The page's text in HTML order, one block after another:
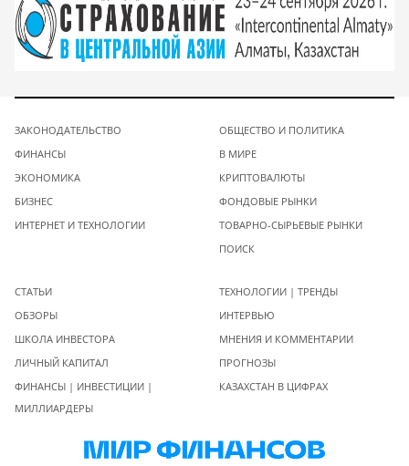
ЗАКОНОДАТЕЛЬСТВО
ФИНАНСЫ
ЭКОНОМИКА
БИЗНЕС
ИНТЕРНЕТ И ТЕХНОЛОГИИ
ОБЩЕСТВО И ПОЛИТИКА
В МИРЕ
КРИПТОВАЛЮТЫ
ФОНДОВЫЕ РЫНКИ
ТОВАРНО-СЫРЬЕВЫЕ РЫНКИ
ПОИСК
СТАТЬИ
ОБЗОРЫ
ШКОЛА ИНВЕСТОРА
ЛИЧНЫЙ КАПИТАЛ
ФИНАНСЫ | ИНВЕСТИЦИИ |
МИЛЛИАРДЕРЫ
ТЕХНОЛОГИИ | ТРЕНДЫ
ИНТЕРВЬЮ
МНЕНИЯ И КОММЕНТАРИИ
ПРОГНОЗЫ
КАЗАХСТАН В ЦИФРАХ